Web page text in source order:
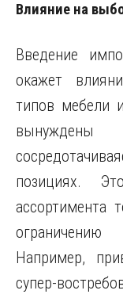
Влияние на
Введение
окажет
типов мебели
вынуждены
позициях.
ассортимента
Например,
супер-